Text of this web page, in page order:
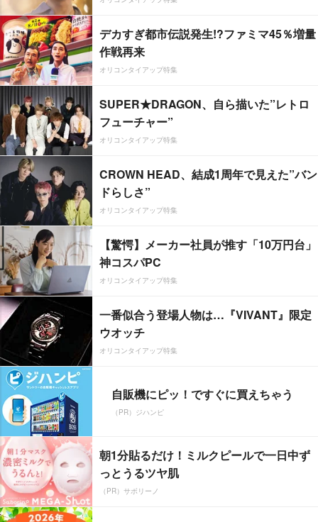
デカすぎ都市伝説発生!?ファミマ45％増量
作戦再来
オリコンタイアップ特集
SUPER★DRAGON、自ら描いた”レトロ
フューチャー”
オリコンタイアップ特集
CROWN HEAD、結成1周年で見えた”バン
ドらしさ”
オリコンタイアップ特集
【驚愕】メーカー社員が推す「10万円台」
神コスパPC
オリコンタイアップ特集
一番似合う登場人物は…『VIVANT』限定
ウオッチ
オリコンタイアップ特集
自販機にピッ！ですぐに買えちゃう
（PR）ジハンピ
朝1分貼るだけ！ミルクピールで一日中ず
っとうるツヤ肌
（PR）サボリーノ